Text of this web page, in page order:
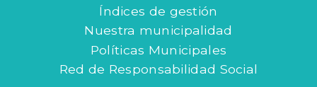
Índices de gestión
Nuestra municipalidad
Políticas Municipales
Red de Responsabilidad Social